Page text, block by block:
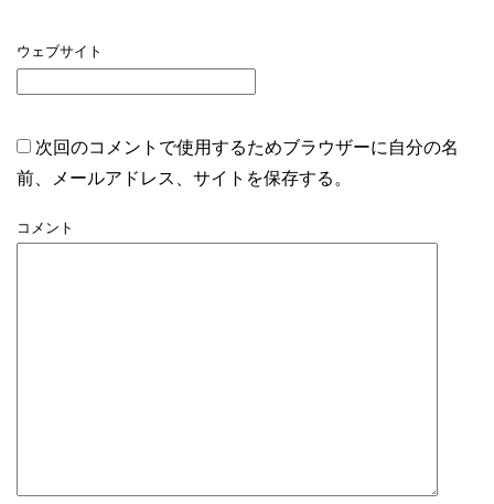
ウェブサイト
次回のコメントで使用するためブラウザーに自分の名
前、メールアドレス、サイトを保存する。
コメント